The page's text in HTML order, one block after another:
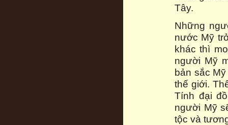
Tây.
Những
nước Mỹ
khác thì
người Mỹ
bản sắc
thế giới.
Tính đại
người Mỹ
tộc và